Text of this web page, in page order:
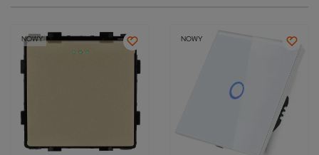
NOWY NOWY